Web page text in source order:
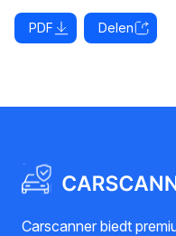
PDF Delen
Carscanner biedt